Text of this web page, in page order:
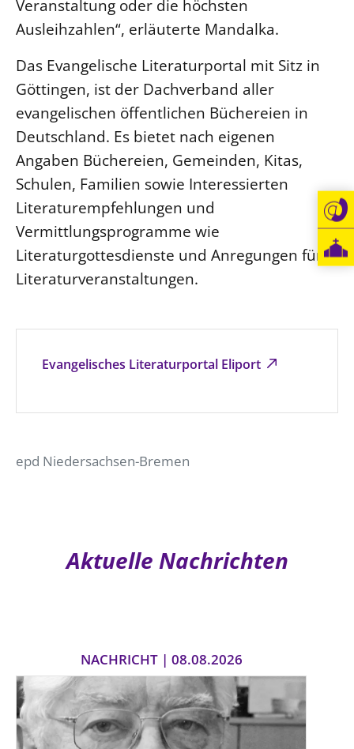
Evangelisches Literaturportal Eliport
Veranstaltung oder die höchsten
Ausleihzahlen“, erläuterte Mandalka.
Das Evangelische Literaturportal mit Sitz in
Göttingen, ist der Dachverband aller
evangelischen öffentlichen Büchereien in
Deutschland. Es bietet nach eigenen
Angaben Büchereien, Gemeinden, Kitas,
Schulen, Familien sowie Interessierten
Literaturempfehlungen und
Vermittlungsprogramme wie
Literaturgottesdienste und Anregungen für
Literaturveranstaltungen.
epd Niedersachsen-Bremen
Aktuelle Nachrichten
NACHRICHT | 08.08.2026
Öffentlichkeitsarbeit
Projektmanagement
Recht
Terminstundenplaner